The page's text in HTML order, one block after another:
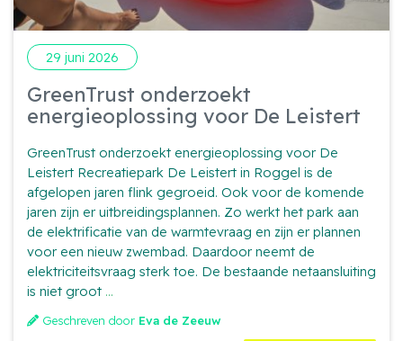
29 juni 2026
GreenTrust onderzoekt
energieoplossing voor De Leistert
GreenTrust onderzoekt energieoplossing voor De
Leistert Recreatiepark De Leistert in Roggel is de
afgelopen jaren flink gegroeid. Ook voor de komende
jaren zijn er uitbreidingsplannen. Zo werkt het park aan
de elektrificatie van de warmtevraag en zijn er plannen
voor een nieuw zwembad. Daardoor neemt de
elektriciteitsvraag sterk toe. De bestaande netaansluiting
is niet groot ...
energieoplossing
Geschreven door Eva de Zeeuw